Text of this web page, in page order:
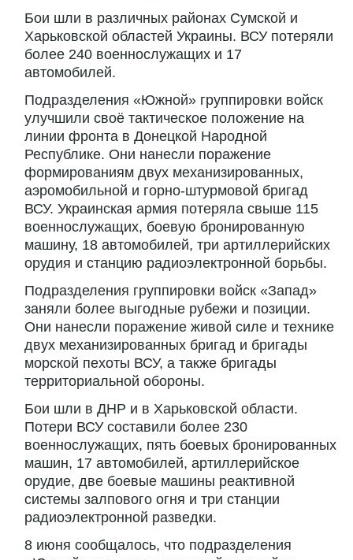
Бои шли в различных районах Сумской и
Харьковской областей Украины. ВСУ потеряли
более 240 военнослужащих и 17
автомобилей.
Подразделения «Южной» группировки войск
улучшили своё тактическое положение на
линии фронта в Донецкой Народной
Республике. Они нанесли поражение
формированиям двух механизированных,
аэромобильной и горно-штурмовой бригад
ВСУ. Украинская армия потеряла свыше 115
военнослужащих, боевую бронированную
машину, 18 автомобилей, три артиллерийских
орудия и станцию радиоэлектронной борьбы.
Подразделения группировки войск «Запад»
заняли более выгодные рубежи и позиции.
Они нанесли поражение живой силе и технике
двух механизированных бригад и бригады
морской пехоты ВСУ, а также бригады
территориальной обороны.
Бои шли в ДНР и в Харьковской области.
Потери ВСУ составили более 230
военнослужащих, пять боевых бронированных
машин, 17 автомобилей, артиллерийское
орудие, две боевые машины реактивной
системы залпового огня и три станции
радиоэлектронной разведки.
8 июня сообщалось, что подразделения